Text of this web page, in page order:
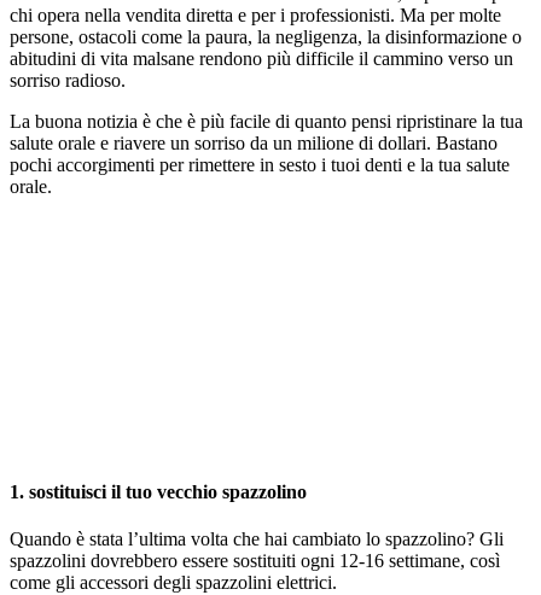
chi opera nella vendita diretta e per i professionisti. Ma per molte
persone, ostacoli come la paura, la negligenza, la disinformazione o
abitudini di vita malsane rendono più difficile il cammino verso un
sorriso radioso.
La buona notizia è che è più facile di quanto pensi ripristinare la tua
salute orale e riavere un sorriso da un milione di dollari. Bastano
pochi accorgimenti per rimettere in sesto i tuoi denti e la tua salute
orale.
1. sostituisci il tuo vecchio spazzolino
Quando è stata l’ultima volta che hai cambiato lo spazzolino? Gli
spazzolini dovrebbero essere sostituiti ogni 12-16 settimane, così
come gli accessori degli spazzolini elettrici.